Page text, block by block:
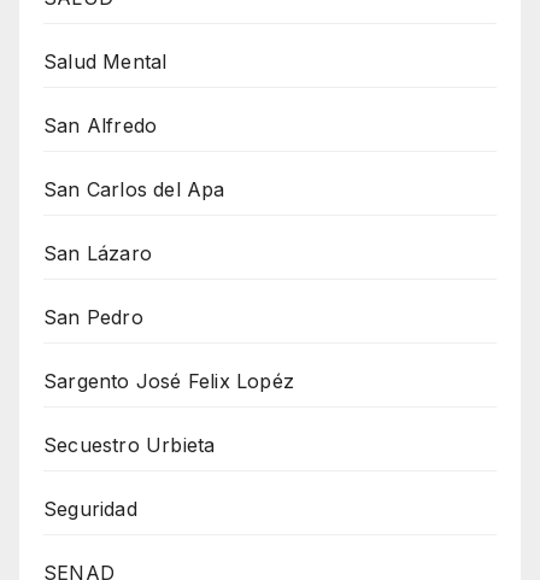
Salud Mental
San Alfredo
San Carlos del Apa
San Lázaro
San Pedro
Sargento José Felix Lopéz
Secuestro Urbieta
Seguridad
SENAD